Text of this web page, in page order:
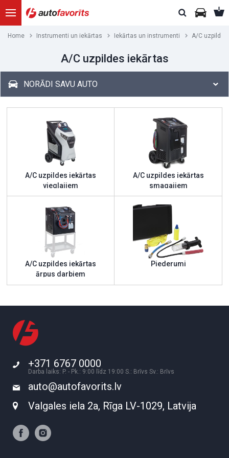
Home Instrumenti un iekārtas Iekārtas un instrumenti A/C
A/C uzpildes iekārtas
NORĀDI SAVU AUTO
A/C uzpildes iekārtas
vieglajiem
A/C uzpildes iekārtas
smagajiem
A/C uzpildes iekārtas
ārpus darbiem
Piederumi
+371 6767 0000
Darba laiks: P. - Pk.: 9:00 līdz 19:00 S.: Brīvs Sv.: Brīvs
auto@autofavorits.lv
Valgales iela 2a, Rīga LV-1029, Latvija